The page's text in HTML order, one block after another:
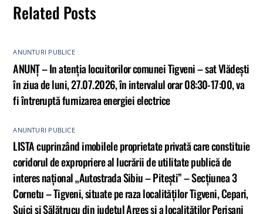
Related Posts
ANUNTURI PUBLICE
ANUNȚ – In atenția locuitorilor comunei Tigveni – sat Vlădești
în ziua de luni, 27.07.2026, în intervalul orar 08:30-17:00, va
fi întreruptă furnizarea energiei electrice
ANUNTURI PUBLICE
LISTA cuprinzând imobilele proprietate privată care constituie
coridorul de expropriere al lucrării de utilitate publică de
interes național „Autostrada Sibiu – Pitești” – Secțiunea 3
Cornetu – Tigveni, situate pe raza localităților Tigveni, Cepari,
Șuici și Sălătrucu din județul Argeș și a localităților Perișani